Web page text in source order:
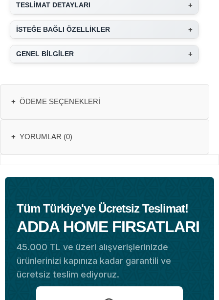
TESLİMAT DETAYLARI +
İSTEĞE BAĞLI ÖZELLİKLER +
GENEL BİLGİLER +
+ ÖDEME SEÇENEKLERI
+ YORUMLAR (0)
Tüm Türkiye'ye Ücretsiz Teslimat!
ADDA HOME FIRSATLARI
45.000 TL ve üzeri alışverişlerinizde
ürünlerinizi kapınıza kadar garantili ve
ücretsiz teslim ediyoruz.